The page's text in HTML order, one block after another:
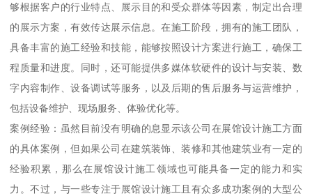
够根据客户的行业特点、展示目的和受众群体等因素，制定出合理
的展示方案，有效传达展示信息。在施工阶段，拥有的施工团队，
具备丰富的施工经验和技能，能够按照设计方案进行施工，确保工
程质量和进度。同时，还可能提供多媒体软硬件的设计与安装、数
字内容制作、设备调试等服务，以及后期的售后服务与运营维护，
包括设备维护、现场服务、体验优化等。
案例经验：虽然目前没有明确的息显示该公司在展馆设计施工方面
的具体案例，但如果公司在建筑装饰、装修和其他建筑业有一定的
经验积累，那么在展馆设计施工领域也可能具备一定的能力和实
力。不过，与一些专注于展馆设计施工且有众多成功案例的大型公